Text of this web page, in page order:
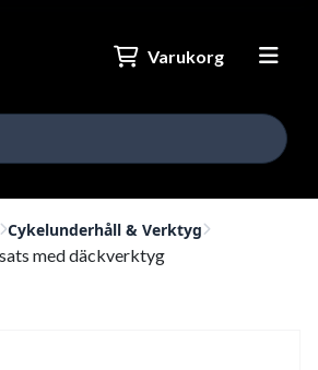
Varukorg
Cykelunderhåll & Verktyg
med däckverktyg